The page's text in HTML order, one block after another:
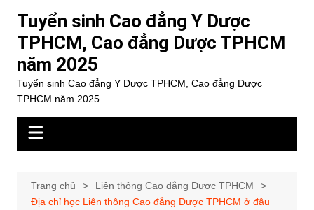
dung
Tuyển sinh Cao đẳng Y Dược
TPHCM, Cao đẳng Dược TPHCM
năm 2025
Tuyển sinh Cao đẳng Y Dược TPHCM, Cao đẳng Dược
TPHCM năm 2025
Trang chủ
Liên thông Cao đẳng Dược TPHCM
Địa chỉ học Liên thông Cao đẳng Dược TPHCM ở đâu